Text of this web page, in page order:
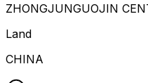
ZHONGJUNGUOJIN
Land
CHINA